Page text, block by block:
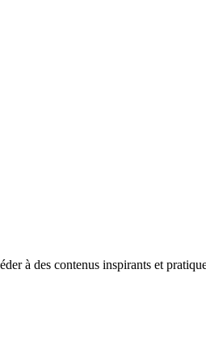
à des contenus inspirants et